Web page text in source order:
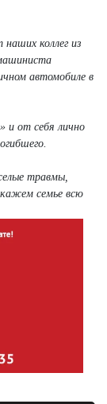
коллег из
автомобиле в
и от себя лично
травмы,
семье всю